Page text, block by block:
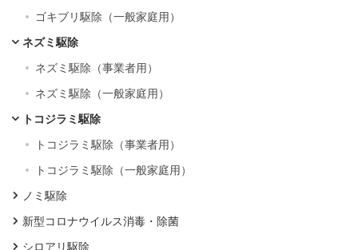
ゴキブリ駆除（一般家庭用）
ネズミ駆除
ネズミ駆除（事業者用）
ネズミ駆除（一般家庭用）
トコジラミ駆除
トコジラミ駆除（事業者用）
トコジラミ駆除（一般家庭用）
ノミ駆除
新型コロナウイルス消毒・除菌
シロアリ駆除